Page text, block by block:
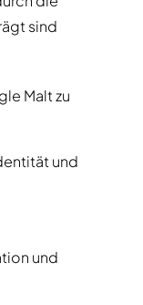
sind
Malt zu
und
und